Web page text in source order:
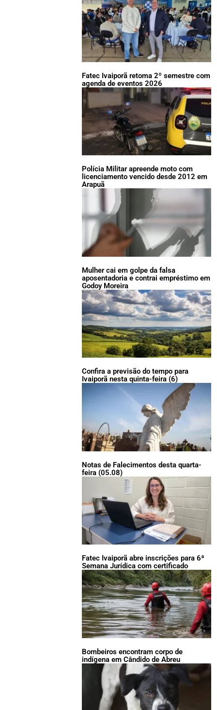
Fatec Ivaiporã retoma 2º semestre com
agenda de eventos 2026
Polícia Militar apreende moto com
licenciamento vencido desde 2012 em
Arapuã
Mulher cai em golpe da falsa
aposentadoria e contrai empréstimo em
Godoy Moreira
Confira a previsão do tempo para
Ivaiporã nesta quinta-feira (6)
Notas de Falecimentos desta quarta-
feira (05.08)
Fatec Ivaiporã abre inscrições para 6ª
Semana Jurídica com certificado
Bombeiros encontram corpo de
indígena em Cândido de Abreu